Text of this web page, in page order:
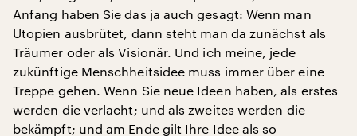
Anfang haben Sie das ja auch gesagt: Wenn man
Utopien ausbrütet, dann steht man da zunächst als
Träumer oder als Visionär. Und ich meine, jede
zukünftige Menschheitsidee muss immer über eine
Treppe gehen. Wenn Sie neue Ideen haben, als erstes
werden die verlacht; und als zweites werden die
bekämpft; und am Ende gilt Ihre Idee als so